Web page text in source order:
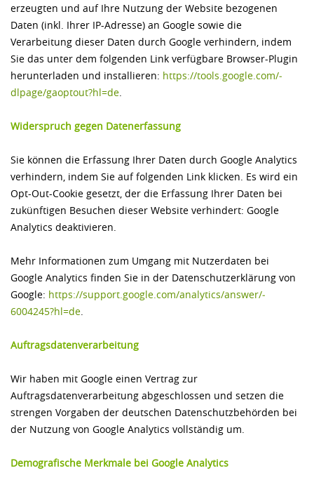
erzeugten und auf Ihre Nutzung der Website bezogenen
Daten (inkl. Ihrer IP-Adresse) an Google sowie die
Verarbeitung dieser Daten durch Google verhindern, indem
Sie das unter dem folgenden Link verfügbare Browser-Plugin
herunterladen und installieren: https://tools.google.com/­
dlpage/­gaoptout?hl=de.
Widerspruch gegen Datenerfassung
Sie können die Erfassung Ihrer Daten durch Google Analytics
verhindern, indem Sie auf folgenden Link klicken. Es wird ein
Opt-Out-Cookie gesetzt, der die Erfassung Ihrer Daten bei
zukünftigen Besuchen dieser Website verhindert: Google
Analytics deaktivieren.
Mehr Informationen zum Umgang mit Nutzerdaten bei
Google Analytics finden Sie in der Datenschutzerklärung von
Google: https://support.google.com/­analytics/­answer/­
6004245?hl=de.
Auftragsdatenverarbeitung
Wir haben mit Google einen Vertrag zur
Auftragsdatenverarbeitung abgeschlossen und setzen die
strengen Vorgaben der deutschen Datenschutzbehörden bei
der Nutzung von Google Analytics vollständig um.
Demografische Merkmale bei Google Analytics